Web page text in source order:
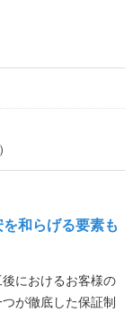
和らげる要素も
におけるお客様の
が徹底した保証制